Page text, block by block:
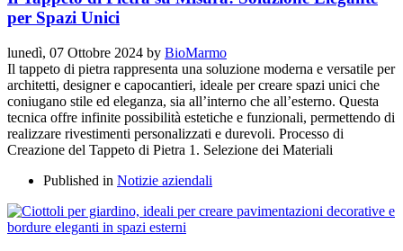
per Spazi Unici
lunedì, 07 Ottobre 2024 by BioMarmo
Il tappeto di pietra rappresenta una soluzione moderna e versatile per
architetti, designer e capocantieri, ideale per creare spazi unici che
coniugano stile ed eleganza, sia all’interno che all’esterno. Questa
tecnica offre infinite possibilità estetiche e funzionali, permettendo di
realizzare rivestimenti personalizzati e durevoli. Processo di
Creazione del Tappeto di Pietra 1. Selezione dei Materiali
Published in Notizie aziendali